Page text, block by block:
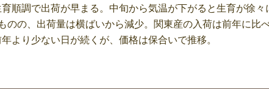
順調で出荷が早まる。中旬から気温が下がると生育が徐々
のの、出荷量は横ばいから減少。関東産の入荷は前年に比
より少ない日が続くが、価格は保合いで推移。